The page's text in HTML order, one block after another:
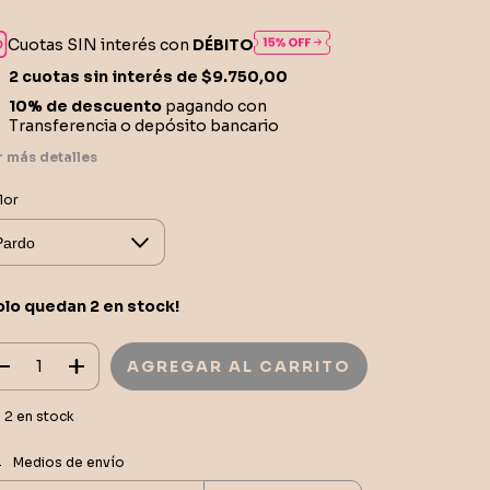
Cuotas SIN interés con DÉBITO
2 cuotas sin interés de $9.750,00
10% de descuentopagando con
Transferencia o depósito bancario
más detalles
quedan 2 en stock!
2 en stock
para el CP:
Medios de envío